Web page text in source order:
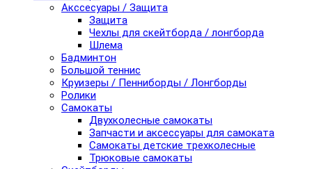
Акссесуары / Защита
Защита
Чехлы для скейтборда / лонгборда
Шлема
Бадминтон
Большой теннис
Круизеры / Пенниборды / Лонгборды
Ролики
Самокаты
Двухколесные самокаты
Запчасти и аксессуары для самоката
Самокаты детские трехколесные
Трюковые самокаты